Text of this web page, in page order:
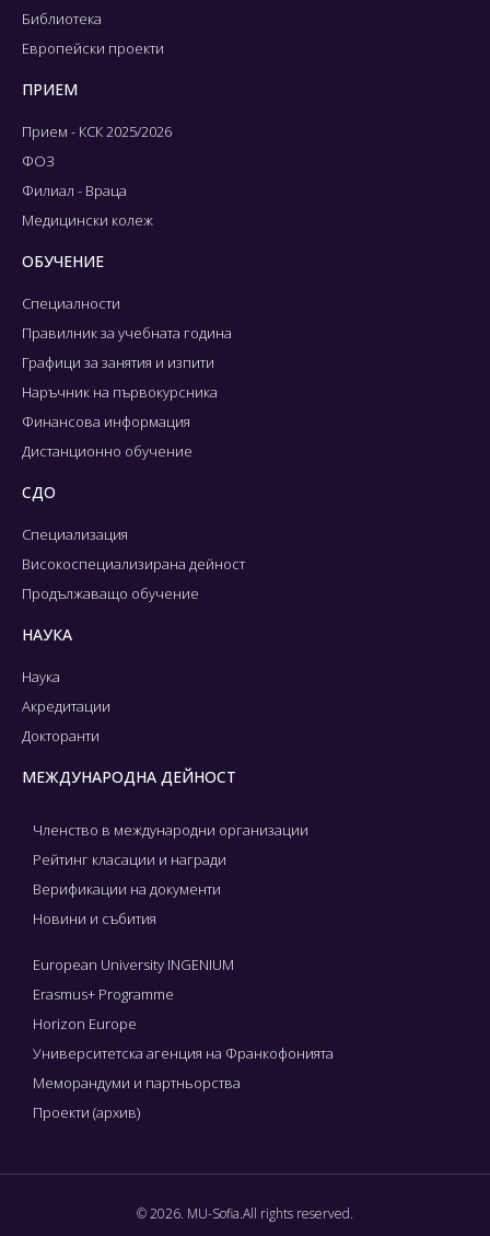
Библиотека
Европейски проекти
ПРИЕМ
Прием - КСК 2025/2026
ФОЗ
Филиал - Враца
Медицински колеж
ОБУЧЕНИЕ
Специалности
Правилник за учебната година
Графици за занятия и изпити
Наръчник на първокурсника
Финансова информация
Дистанционно обучение
СДО
Специализация
Високоспециализирана дейност
Продължаващо обучение
НАУКА
Наука
Акредитации
Докторанти
МЕЖДУНАРОДНА ДЕЙНОСТ
Членство в международни организации
Рейтинг класации и награди
Верификации на документи
Новини и събития
European University INGENIUM
Erasmus+ Programme
Horizon Europe
Университетска агенция на Франкофонията
Меморандуми и партньорства
Проекти (архив)
© 2026. MU-Sofia.All rights reserved.